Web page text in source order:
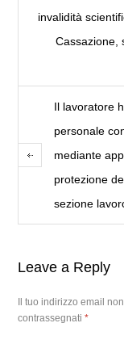
invalidità
Cassazione,
Il lavoratore
personale
mediante
protezione
sezione
Leave a Reply
Il tuo indirizzo email
contrassegnati*